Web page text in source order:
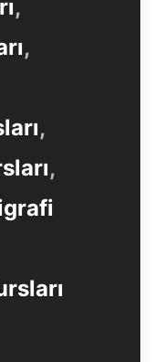
,
,
,
,